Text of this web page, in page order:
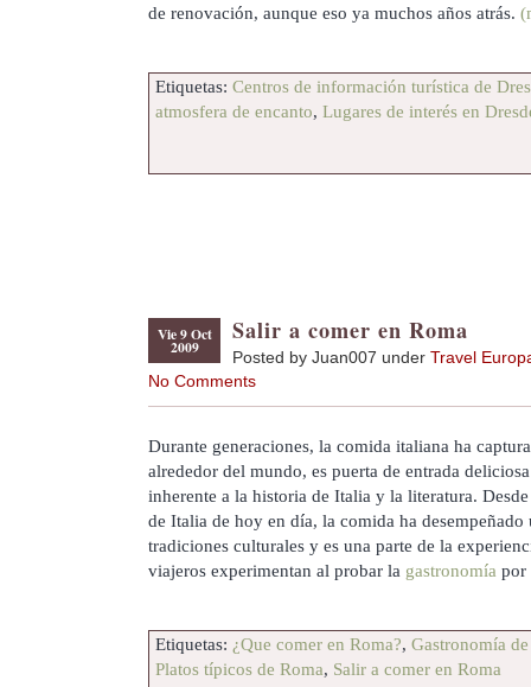
de renovación, aunque eso ya muchos años atrás.
Etiquetas: Centros de información turística de
atmosfera de encanto, Lugares de interés en
Vie 9 Oct
2009
Salir a comer en Roma
Posted by Juan007 under Travel
No Comments
Durante generaciones, la comida italiana ha
alrededor del mundo, es puerta de entrada
inherente a la historia de Italia y la literatura.
de Italia de hoy en día, la comida ha
tradiciones culturales y es una parte de la
viajeros experimentan al probar la gastronomía por
Etiquetas: ¿Que comer en Roma?, Gastronomía
Platos típicos de Roma, Salir a comer en Roma